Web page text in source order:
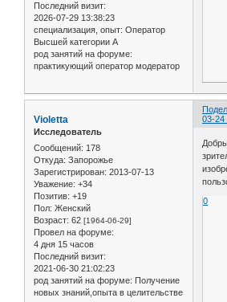
Последний визит:
2026-07-29 13:38:23
специализация, опыт: Оператор
Высшей категории А
род занятий на форуме:
практикующий оператор модератор
03-24
Violetta
Исследователь
Сообщений: 178
Откуда: Запорожье
Зарегистрирован: 2013-07-13
Уважение: +34
Позитив: +19
Пол: Женский
Возраст: 62 [1964-06-29]
Провел на форуме:
4 дня 15 часов
Последний визит:
2021-06-30 21:02:23
род занятий на форуме: Получение
новых знаний,опыта в целительстве
0